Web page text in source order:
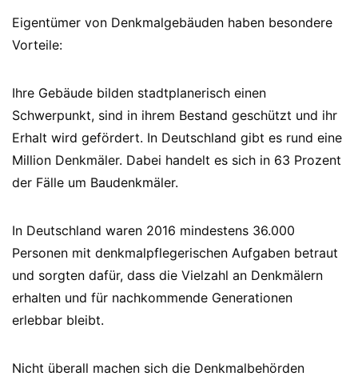
Eigentümer von Denkmalgebäuden haben besondere
Vorteile:
Ihre Gebäude bilden stadtplanerisch einen
Schwerpunkt, sind in ihrem Bestand geschützt und ihr
Erhalt wird gefördert. In Deutschland gibt es rund eine
Million Denkmäler. Dabei handelt es sich in 63 Prozent
der Fälle um Baudenkmäler.
In Deutschland waren 2016 mindestens 36.000
Personen mit denkmalpflegerischen Aufgaben betraut
und sorgten dafür, dass die Vielzahl an Denkmälern
erhalten und für nachkommende Generationen
erlebbar bleibt.
Nicht überall machen sich die Denkmalbehörden